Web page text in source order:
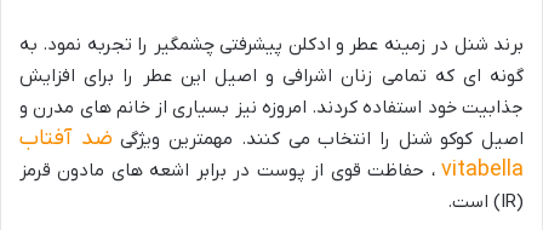
برند شنل در زمینه عطر و ادکلن پیشرفتی چشمگیر را تجربه نمود. به
گونه ای که تمامی زنان اشرافی و اصیل این عطر را برای افزایش
جذابیت خود استفاده کردند. امروزه نیز بسیاری از خانم های مدرن و
اصیل کوکو شنل را انتخاب می کنند. مهمترین ویژگی ضد آفتاب
vitabella ، حفاظت قوی از پوست در برابر اشعه های مادون قرمز
(IR) است.